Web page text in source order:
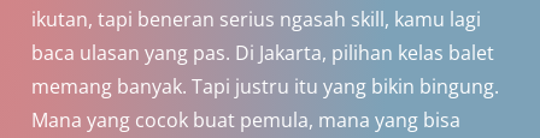
ikutan, tapi beneran serius ngasah skill, kamu lagi
baca ulasan yang pas. Di Jakarta, pilihan kelas balet
memang banyak. Tapi justru itu yang bikin bingung.
Mana yang cocok buat pemula, mana yang bisa